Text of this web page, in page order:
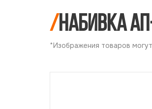
/Набивка
*Изображения товаров